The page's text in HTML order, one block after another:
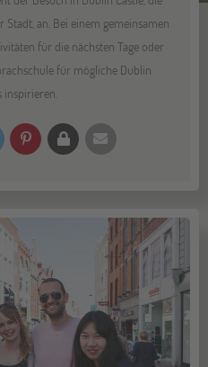
an. Bei einem gemeinsamen
für die nächsten Tage oder
für mögliche Dublin
inspirieren.